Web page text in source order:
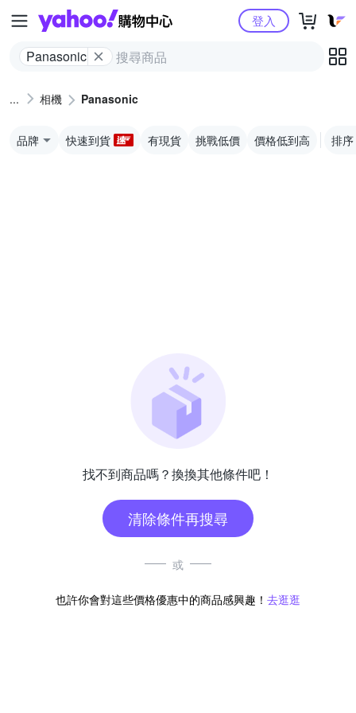
Yahoo購物中心
Panasonic
登入
相機 Panasonic
品牌 快速到貨 有現貨 挑戰低價 價格低到高 排序
找不到商品嗎？換換其他條件吧！
清除條件再搜尋
或
也許你會對這些價格優惠中的商品感興趣！ 去逛逛